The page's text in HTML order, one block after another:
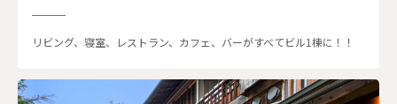
リビング、寝室、レストラン、カフェ、バーがすべてビル1棟に！！